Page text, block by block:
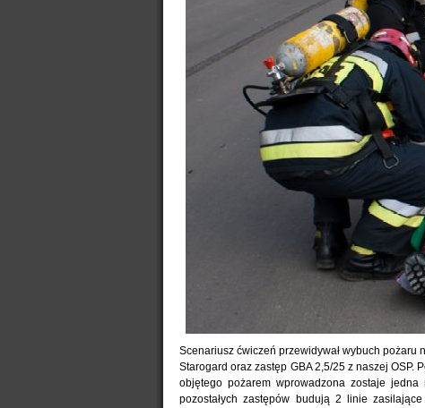
Scenariusz ćwiczeń przewidywał wybuch
Starogard oraz zastęp GBA 2,5/25 z naszej
objętego pożarem wprowadzona zostaje
pozostałych zastępów budują 2 linie